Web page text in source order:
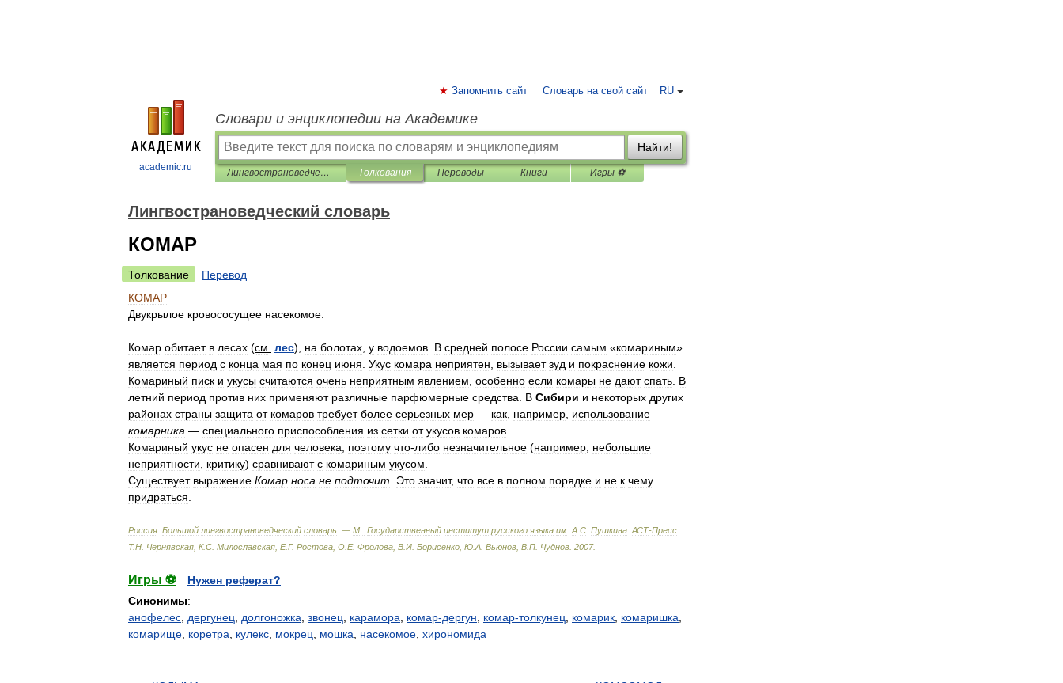
academic.ru
RU
Запомнить сайт Словарь на свой сайт
Словари и энциклопедии на Академике
Найти!
Лингвострановедческий словарь Толкования Переводы Книги Игры ⚽
Лингвострановедческий словарь
КОМАР
Толкование
Перевод
КОМАР
Двукрылое кровососущее насекомое
Комар обитает в лесах (см лес), на болотах у водоемов В средней полосе России самым «комариным»
является период с конца мая по конец июня Укус комара неприятен вызывает зуд и покраснение кожи
Комариный писк и укусы считаются очень неприятным явлением особенно если комары не дают спать В
летний период против них применяют различные парфюмерные средства В Сибири и некоторых других
районах страны защита от комаров требует более серьезных мер — как например использование
комарника — специального приспособления из сетки от укусов комаров
Комариный укус не опасен для человека поэтому что-либо незначительное (например небольшие
неприятности
критику) сравнивают с комариным укусом
Существует выражение Комар носа не подточит Это значит, что все в полном порядке и не к чему
придраться
Россия Большой лингвострановедческий словарь . — М : Государственный институт русского языка им А С Пушкина АСТ-Пресс
Т.Н Чернявская К.С Милославская Е.Г. Ростова О Е. Фролова В И Борисенко Ю А Вьюнов В П Чуднов 2007.
Игры ⚽
Нужен реферат?
Синонимы:
анофелес дергунец долгоножка звонец карамора комар-дергун комар-толкунец комарик комаришка
комарище коретра кулекс мокрец мошка насекомое хирономида